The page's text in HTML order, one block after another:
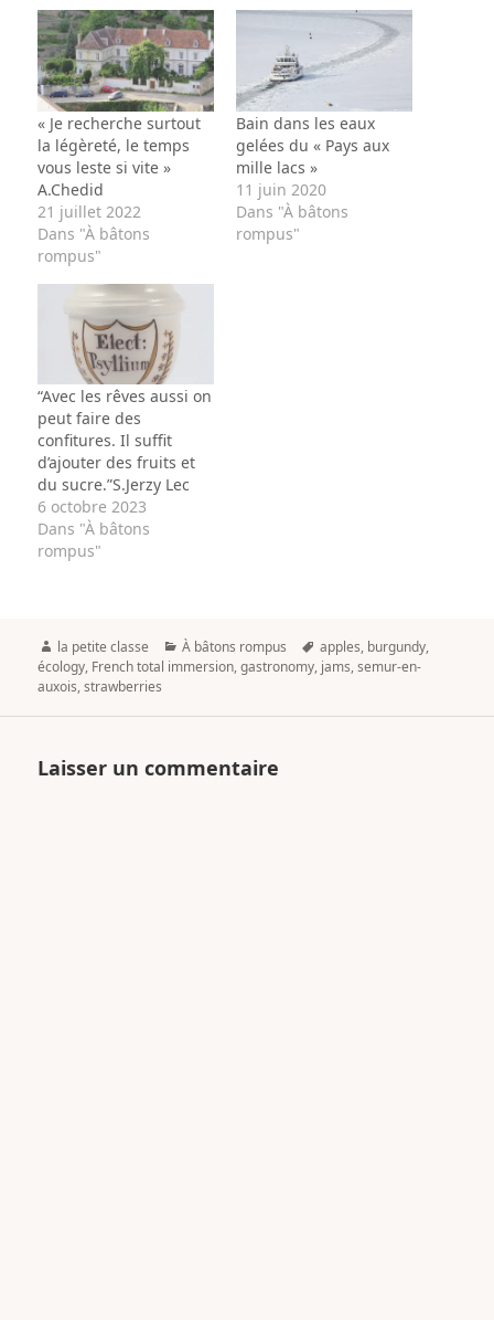
« Je recherche surtout
la légèreté, le temps
vous leste si vite »
A.Chedid
21 juillet 2022
Dans "À bâtons
rompus"
Bain dans les eaux
gelées du « Pays aux
mille lacs »
11 juin 2020
Dans "À bâtons
rompus"
“Avec les rêves aussi on
peut faire des
confitures. Il suffit
d’ajouter des fruits et
du sucre.”S.Jerzy Lec
6 octobre 2023
Dans "À bâtons
rompus"
Author
la petite classe Categories
À bâtons rompus Tags
apples, burgundy,
écology, French total immersion,gastronomy, jams,semur-en-
auxois,strawberries
Laisser un commentaire